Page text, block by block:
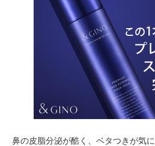
鼻の皮脂分泌が酷く、ベタつきが気